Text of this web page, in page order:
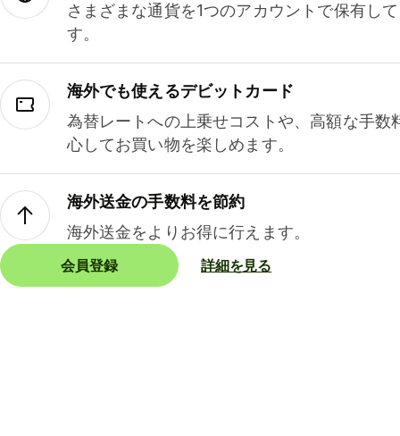
さまざまな通貨を1つのアカウントで保有し
す。
海外でも使えるデビットカード
為替レートへの上乗せコストや、高額な手数
心してお買い物を楽しめます。
海外送金の手数料を節約
海外送金をよりお得に行えます。
会員登録 詳細を見る